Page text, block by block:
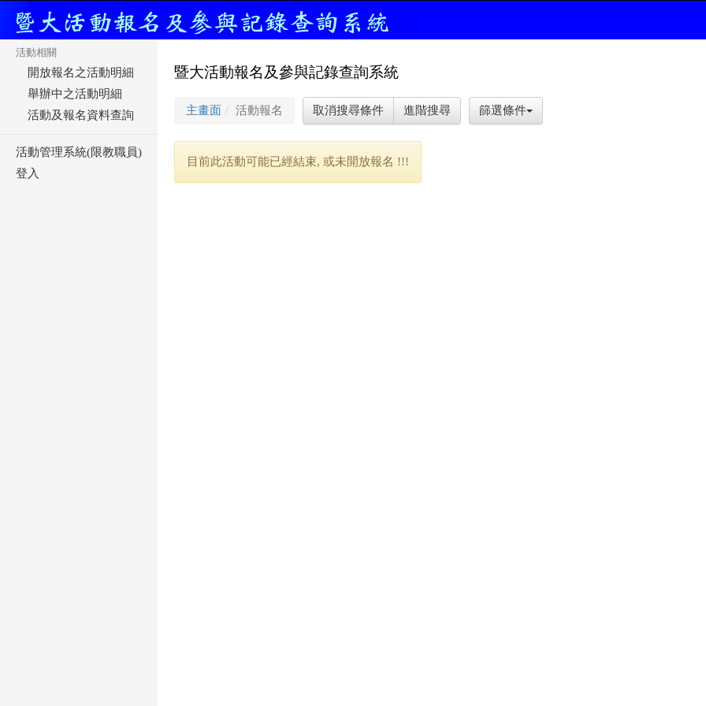
活動相關
開放報名之活動明細
舉辦中之活動明細
活動及報名資料查詢
活動管理系統(限教職員)
登入
暨大活動報名及參與記錄查詢系統
主畫面 活動報名 取消搜尋條件 進階搜尋 篩選條件
目前此活動可能已經結束, 或未開放報名 !!!